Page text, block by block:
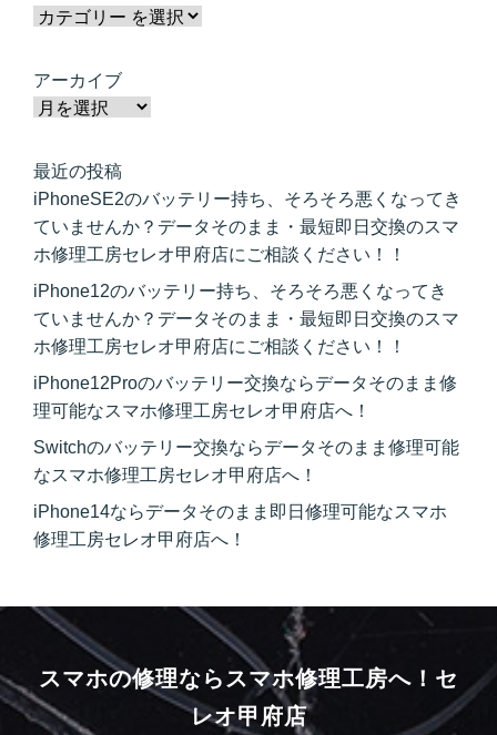
アーカイブ
最近の投稿
iPhoneSE2のバッテリー持ち、そろそろ悪くなってき
ていませんか？データそのまま・最短即日交換のスマ
ホ修理工房セレオ甲府店にご相談ください！！
iPhone12のバッテリー持ち、そろそろ悪くなってき
ていませんか？データそのまま・最短即日交換のスマ
ホ修理工房セレオ甲府店にご相談ください！！
iPhone12Proのバッテリー交換ならデータそのまま修
理可能なスマホ修理工房セレオ甲府店へ！
Switchのバッテリー交換ならデータそのまま修理可能
なスマホ修理工房セレオ甲府店へ！
iPhone14ならデータそのまま即日修理可能なスマホ
修理工房セレオ甲府店へ！
スマホの修理ならスマホ修理工房へ！ セ
レオ甲府店